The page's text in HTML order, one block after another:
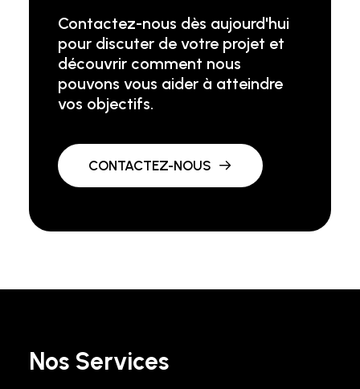
Contactez-nous dès aujourd'hui
pour discuter de votre projet et
découvrir comment nous
pouvons vous aider à atteindre
vos objectifs.
CONTACTEZ-NOUS
Nos Services